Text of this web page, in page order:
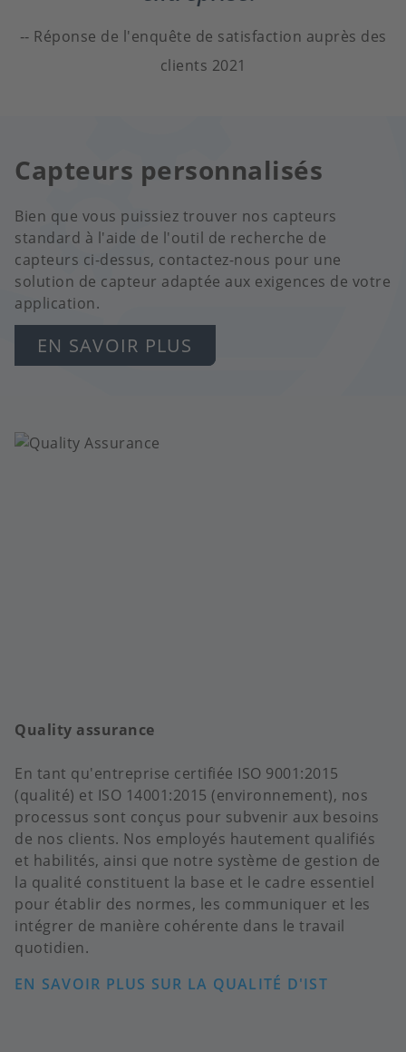
Réponse de l'enquête de satisfaction auprès des
clients 2021
Capteurs personnalisés
Bien que vous puissiez trouver nos capteurs
standard à l'aide de l'outil de recherche de
capteurs ci-dessus, contactez-nous pour une
solution de capteur adaptée aux exigences de votre
application.
EN SAVOIR PLUS
Quality assurance
En tant qu'entreprise certifiée ISO 9001:2015
(qualité) et ISO 14001:2015 (environnement), nos
processus sont conçus pour subvenir aux besoins
de nos clients. Nos employés hautement qualifiés
et habilités, ainsi que notre système de gestion de
la qualité constituent la base et le cadre essentiel
pour établir des normes, les communiquer et les
intégrer de manière cohérente dans le travail
quotidien.
EN SAVOIR PLUS SUR LA QUALITÉ D'IST